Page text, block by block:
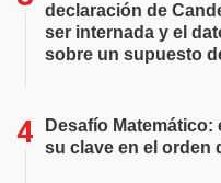
declaración de
ser internada y el
sobre un supuesto
Desafío Matemático:
su clave en el orden